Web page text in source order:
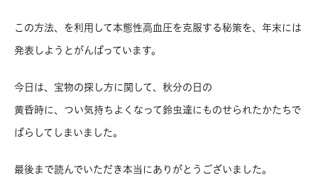
この方法、を利用して本態性高血圧を克服する秘策を、年末には
発表しようとがんばっています。
今日は、宝物の探し方に関して、秋分の日の
黄昏時に、つい気持ちよくなって鈴虫達にものせられたかたちで
ばらしてしまいました。
最後まで読んでいただき本当にありがとうございました。